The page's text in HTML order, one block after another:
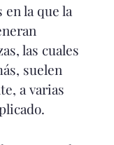
en la que la
las cuales
suelen
a varias